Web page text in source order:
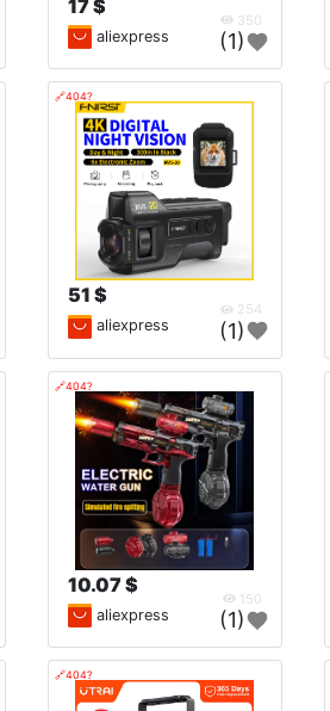
17 $
350
aliexpress (1)
🔗404?
51 $
254
aliexpress (1)
🔗404?
10.07 $
150
aliexpress (1)
🔗404?